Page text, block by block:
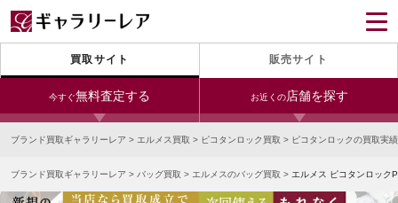
買取サイト 販売サイト
今すぐ無料査定する お近くの店舗を探す
24時間受付（対応時間10:00～19:00）
銀座本店 青山表参道店 新宿東口店
ブランド買取ギャラリーレア > エルメス買取 > ピコタンロック買取 > ピコタンロックの買取実績
ブランド買取ギャラリーレア > バッグ買取 > エルメスのバッグ買取 > エルメス ピコタンロック